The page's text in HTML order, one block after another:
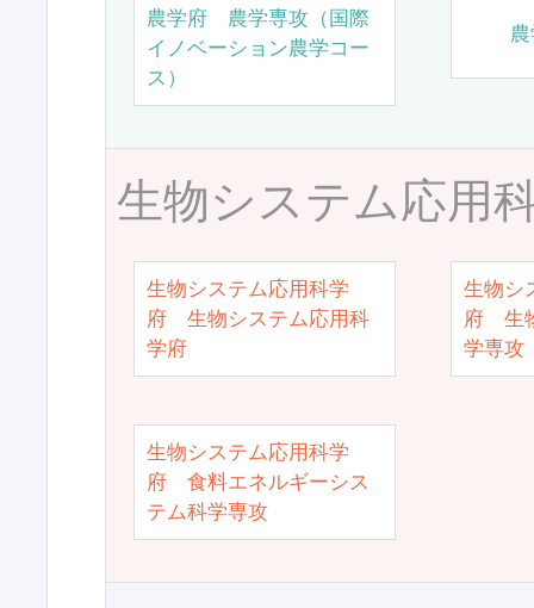
農学府 農学専攻（国際
イノベーション農学コー
ス）
生物システム応用
生物システム応用科学
府 生物システム応用科
学府
生物シ
府 生
学専攻
生物システム応用科学
府 食料エネルギーシス
テム科学専攻